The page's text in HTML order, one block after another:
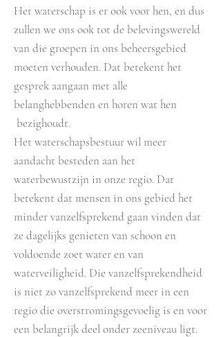
Het waterschap is er ook voor hen, en dus
zullen we ons ook tot de belevingswereld
van die groepen in ons beheersgebied
moeten verhouden. Dat betekent het
gesprek aangaan met alle
belanghebbenden en horen wat hen
bezighoudt.
Het waterschapsbestuur wil meer
aandacht besteden aan het
waterbewustzijn in onze regio. Dat
betekent dat mensen in ons gebied het
minder vanzelfsprekend gaan vinden dat
ze dagelijks genieten van schoon en
voldoende zoet water en van
waterveiligheid. Die vanzelfsprekendheid
is niet zo vanzelfsprekend meer in een
regio die overstromingsgevoelig is en voor
een belangrijk deel onder zeeniveau ligt.